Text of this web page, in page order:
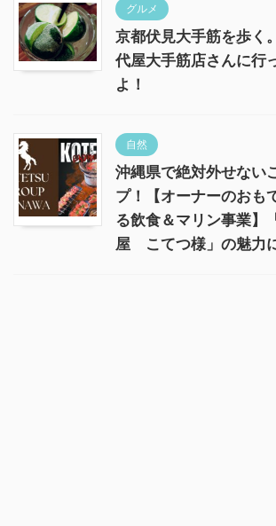
グルメ
京都伏見大手筋を歩く
代屋大手筋店さんに行
よ！
自然
沖縄県で絶対外せない
プ！【オーナーのおも
る飲食＆マリン事業
屋 こてつ様」の魅力